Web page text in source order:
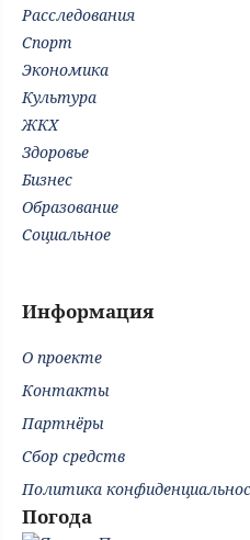
Расследования
Спорт
Экономика
Культура
ЖКХ
Здоровье
Бизнес
Образование
Социальное
Информация
О проекте
Контакты
Партнёры
Сбор средств
Политика
Погода